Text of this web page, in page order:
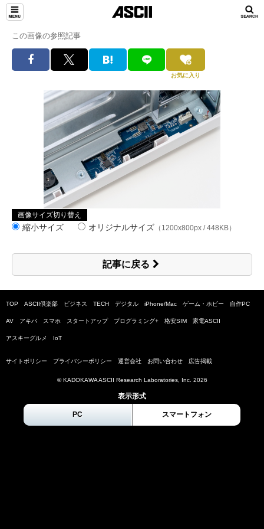
この画像の参照記事
お気に入り
画像サイズ切り替え
縮小サイズ オリジナルサイズ （1200x800px / 448KB）
記事に戻る
TOP ASCII倶楽部 ビジネス TECH デジタル iPhone/Mac ゲーム・ホビー 自作PC
AV アキバ スマホ スタートアップ プログラミング+ 格安SIM 家電ASCII
アスキーグルメ IoT
サイトポリシー プライバシーポリシー 運営会社 お問い合わせ 広告掲載
© KADOKAWA ASCII Research Laboratories, Inc. 2026
表示形式
PC スマートフォン